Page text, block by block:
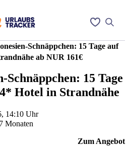
Schnäppchen: 15 Tage auf
ab NUR 161€
15 Tage
Hotel in Strandnähe
14:10 Uhr
Monaten
Zum Angebot